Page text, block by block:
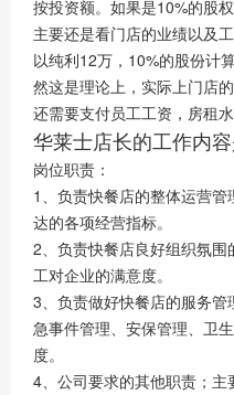
按投资额。如果是10%的股
主要还是看门店的业绩以及工
以纯利12万，10%的股份计
然这是理论上，实际上门店
还需要支付员工工资，房租
华莱士店长的工作内
岗位职责：
1、负责快餐店的整体运营
达的各项经营指标。
2、负责快餐店良好组织氛
工对企业的满意度。
3、负责做好快餐店的服务
急事件管理、安保管理、卫
度。
4、公司要求的其他职责；